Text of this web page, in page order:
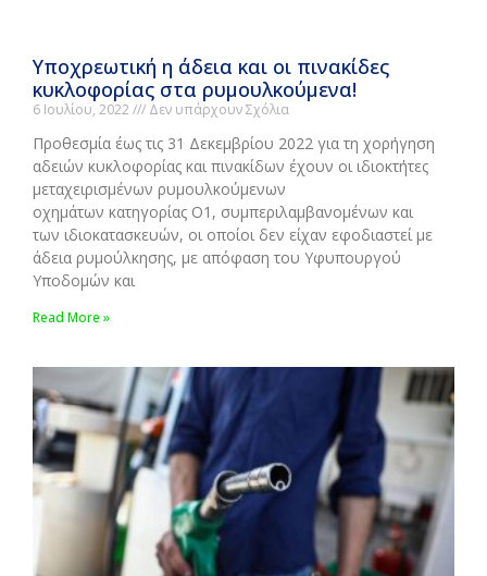
Υποχρεωτική η άδεια και οι πινακίδες
κυκλοφορίας στα ρυμουλκούμενα!
6 Ιουλίου, 2022 Δεν υπάρχουν Σχόλια
Προθεσμία έως τις 31 Δεκεμβρίου 2022 για τη χορήγηση
αδειών κυκλοφορίας και πινακίδων έχουν οι ιδιοκτήτες
μεταχειρισμένων ρυμουλκούμενων
οχημάτων κατηγορίας Ο1, συμπεριλαμβανομένων και
των ιδιοκατασκευών, οι οποίοι δεν είχαν εφοδιαστεί με
άδεια ρυμούλκησης, με απόφαση του Υφυπουργού
Υποδομών και
Read More »